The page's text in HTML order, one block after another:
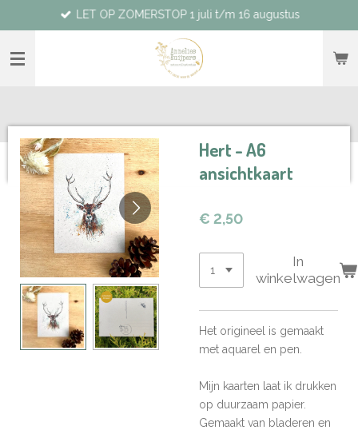
direct
naar
hoofdinhoud
LET OP ZOMERSTOP 1 juli t/m 16 augustus
Hert - A6
ansichtkaart
€ 2,50
In
winkelwagen
Het origineel is gemaakt
met aquarel en pen.
Mijn kaarten laat ik drukken
op duurzaam papier.
Gemaakt van bladeren en